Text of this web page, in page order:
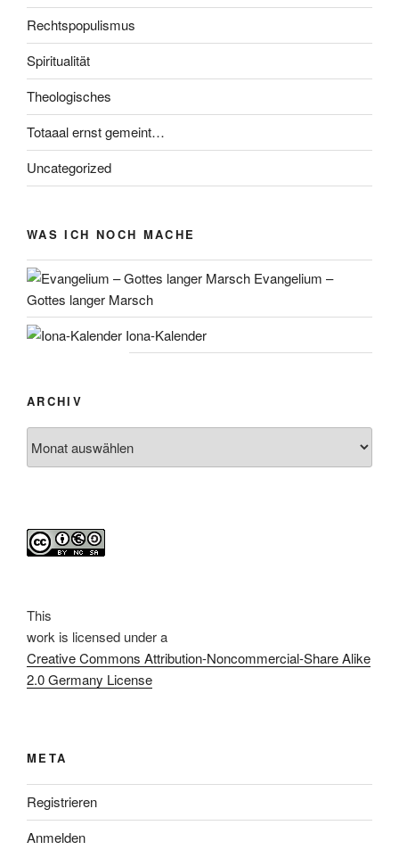
Rechtspopulismus
Spiritualität
Theologisches
Totaaal ernst gemeint…
Uncategorized
WAS ICH NOCH MACHE
Evangelium –
Gottes langer Marsch
Iona-Kalender
ARCHIV
This
work is licensed under a
Creative Commons Attribution-Noncommercial-Share Alike
2.0 Germany License
META
Registrieren
Anmelden